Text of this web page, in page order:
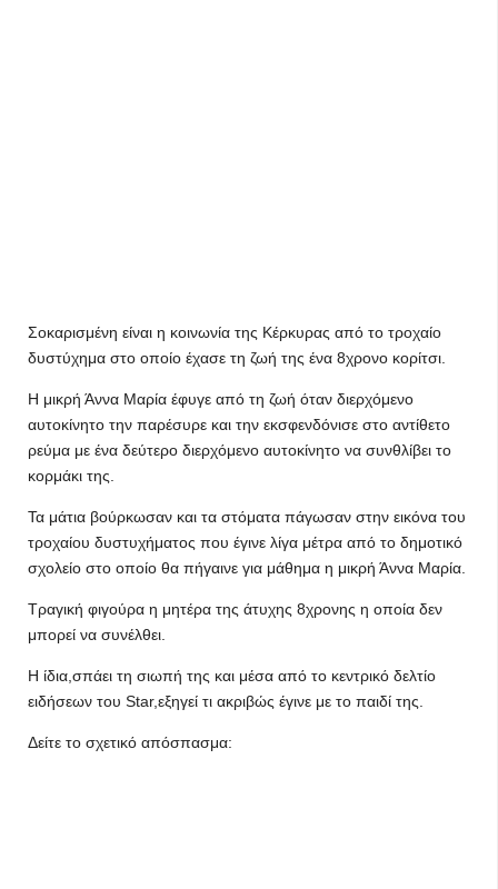
Σοκαρισμένη είναι η κοινωνία της Κέρκυρας από το τροχαίο
δυστύχημα στο οποίο έχασε τη ζωή της ένα 8χρονο κορίτσι.
Η μικρή Άννα Μαρία έφυγε από τη ζωή όταν διερχόμενο
αυτοκίνητο την παρέσυρε και την εκσφενδόνισε στο αντίθετο
ρεύμα με ένα δεύτερο διερχόμενο αυτοκίνητο να συνθλίβει το
κορμάκι της.
Τα μάτια βούρκωσαν και τα στόματα πάγωσαν στην εικόνα του
τροχαίου δυστυχήματος που έγινε λίγα μέτρα από το δημοτικό
σχολείο στο οποίο θα πήγαινε για μάθημα η μικρή Άννα Μαρία.
Τραγική φιγούρα η μητέρα της άτυχης 8χρονης η οποία δεν
μπορεί να συνέλθει.
Η ίδια,σπάει τη σιωπή της και μέσα από το κεντρικό δελτίο
ειδήσεων του Star,εξηγεί τι ακριβώς έγινε με το παιδί της.
Δείτε το σχετικό απόσπασμα: